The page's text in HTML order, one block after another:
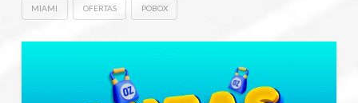
MIAMI OFERTAS POBOX